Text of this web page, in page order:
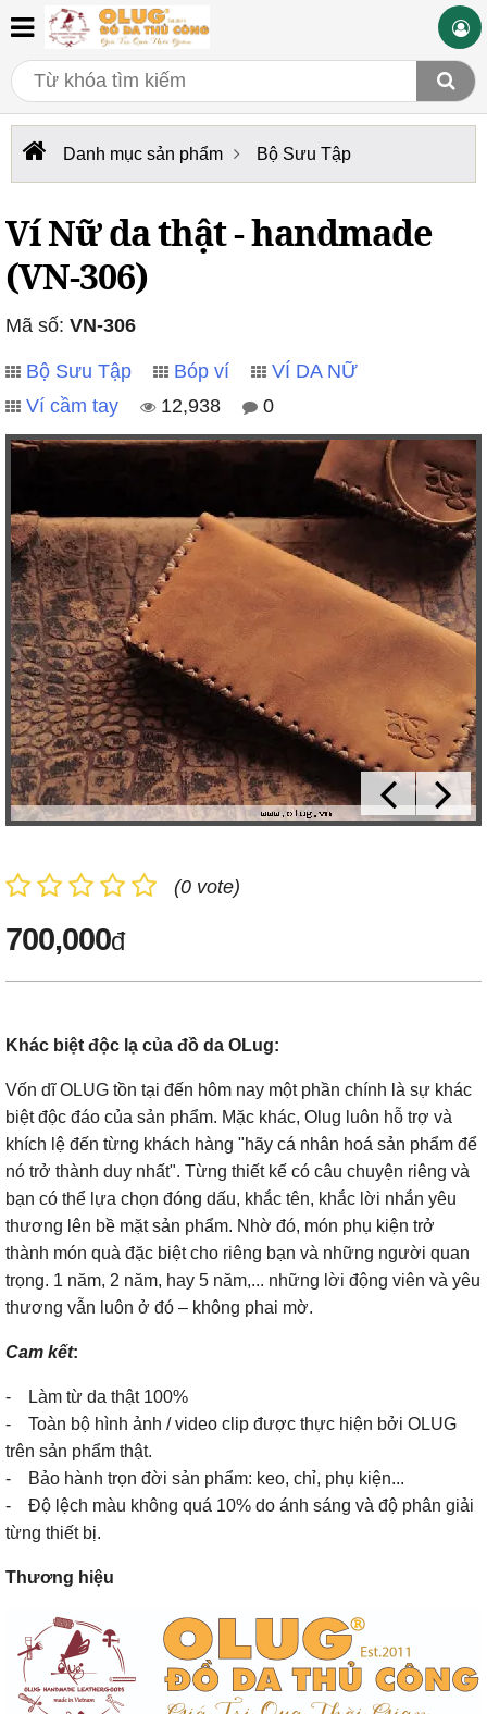
Danh mục sản phẩm Bộ Sưu Tập
Ví Nữ da thật - handmade
(VN-306)
Mã số: VN-306
Bộ Sưu Tập Bóp ví
VÍ DA NỮ
Ví cầm tay
12,938 0
(0 vote)
700,000đ
Khác biệt độc lạ của đồ da OLug:
Vốn dĩ OLUG tồn tại đến hôm nay một phần chính là sự khác
biệt độc đáo của sản phẩm. Mặc khác, Olug luôn hỗ trợ và
khích lệ đến từng khách hàng "hãy cá nhân hoá sản phẩm để
nó trở thành duy nhất". Từng thiết kế có câu chuyện riêng và
bạn có thể lựa chọn đóng dấu, khắc tên, khắc lời nhắn yêu
thương lên bề mặt sản phẩm. Nhờ đó, món phụ kiện trở
thành món quà đặc biệt cho riêng bạn và những người quan
trọng. 1 năm, 2 năm, hay 5 năm,... những lời động viên và yêu
thương vẫn luôn ở đó – không phai mờ.
Cam kết:
- Làm từ da thật 100%
- Toàn bộ hình ảnh / video clip được thực hiện bởi OLUG
trên sản phẩm thật.
- Bảo hành trọn đời sản phẩm: keo, chỉ, phụ kiện...
- Độ lệch màu không quá 10% do ánh sáng và độ phân giải
từng thiết bị.
Thương hiệu